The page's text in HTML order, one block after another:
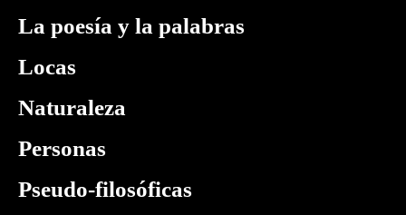
La poesía y la palabras
Locas
Naturaleza
Personas
Pseudo-filosóficas